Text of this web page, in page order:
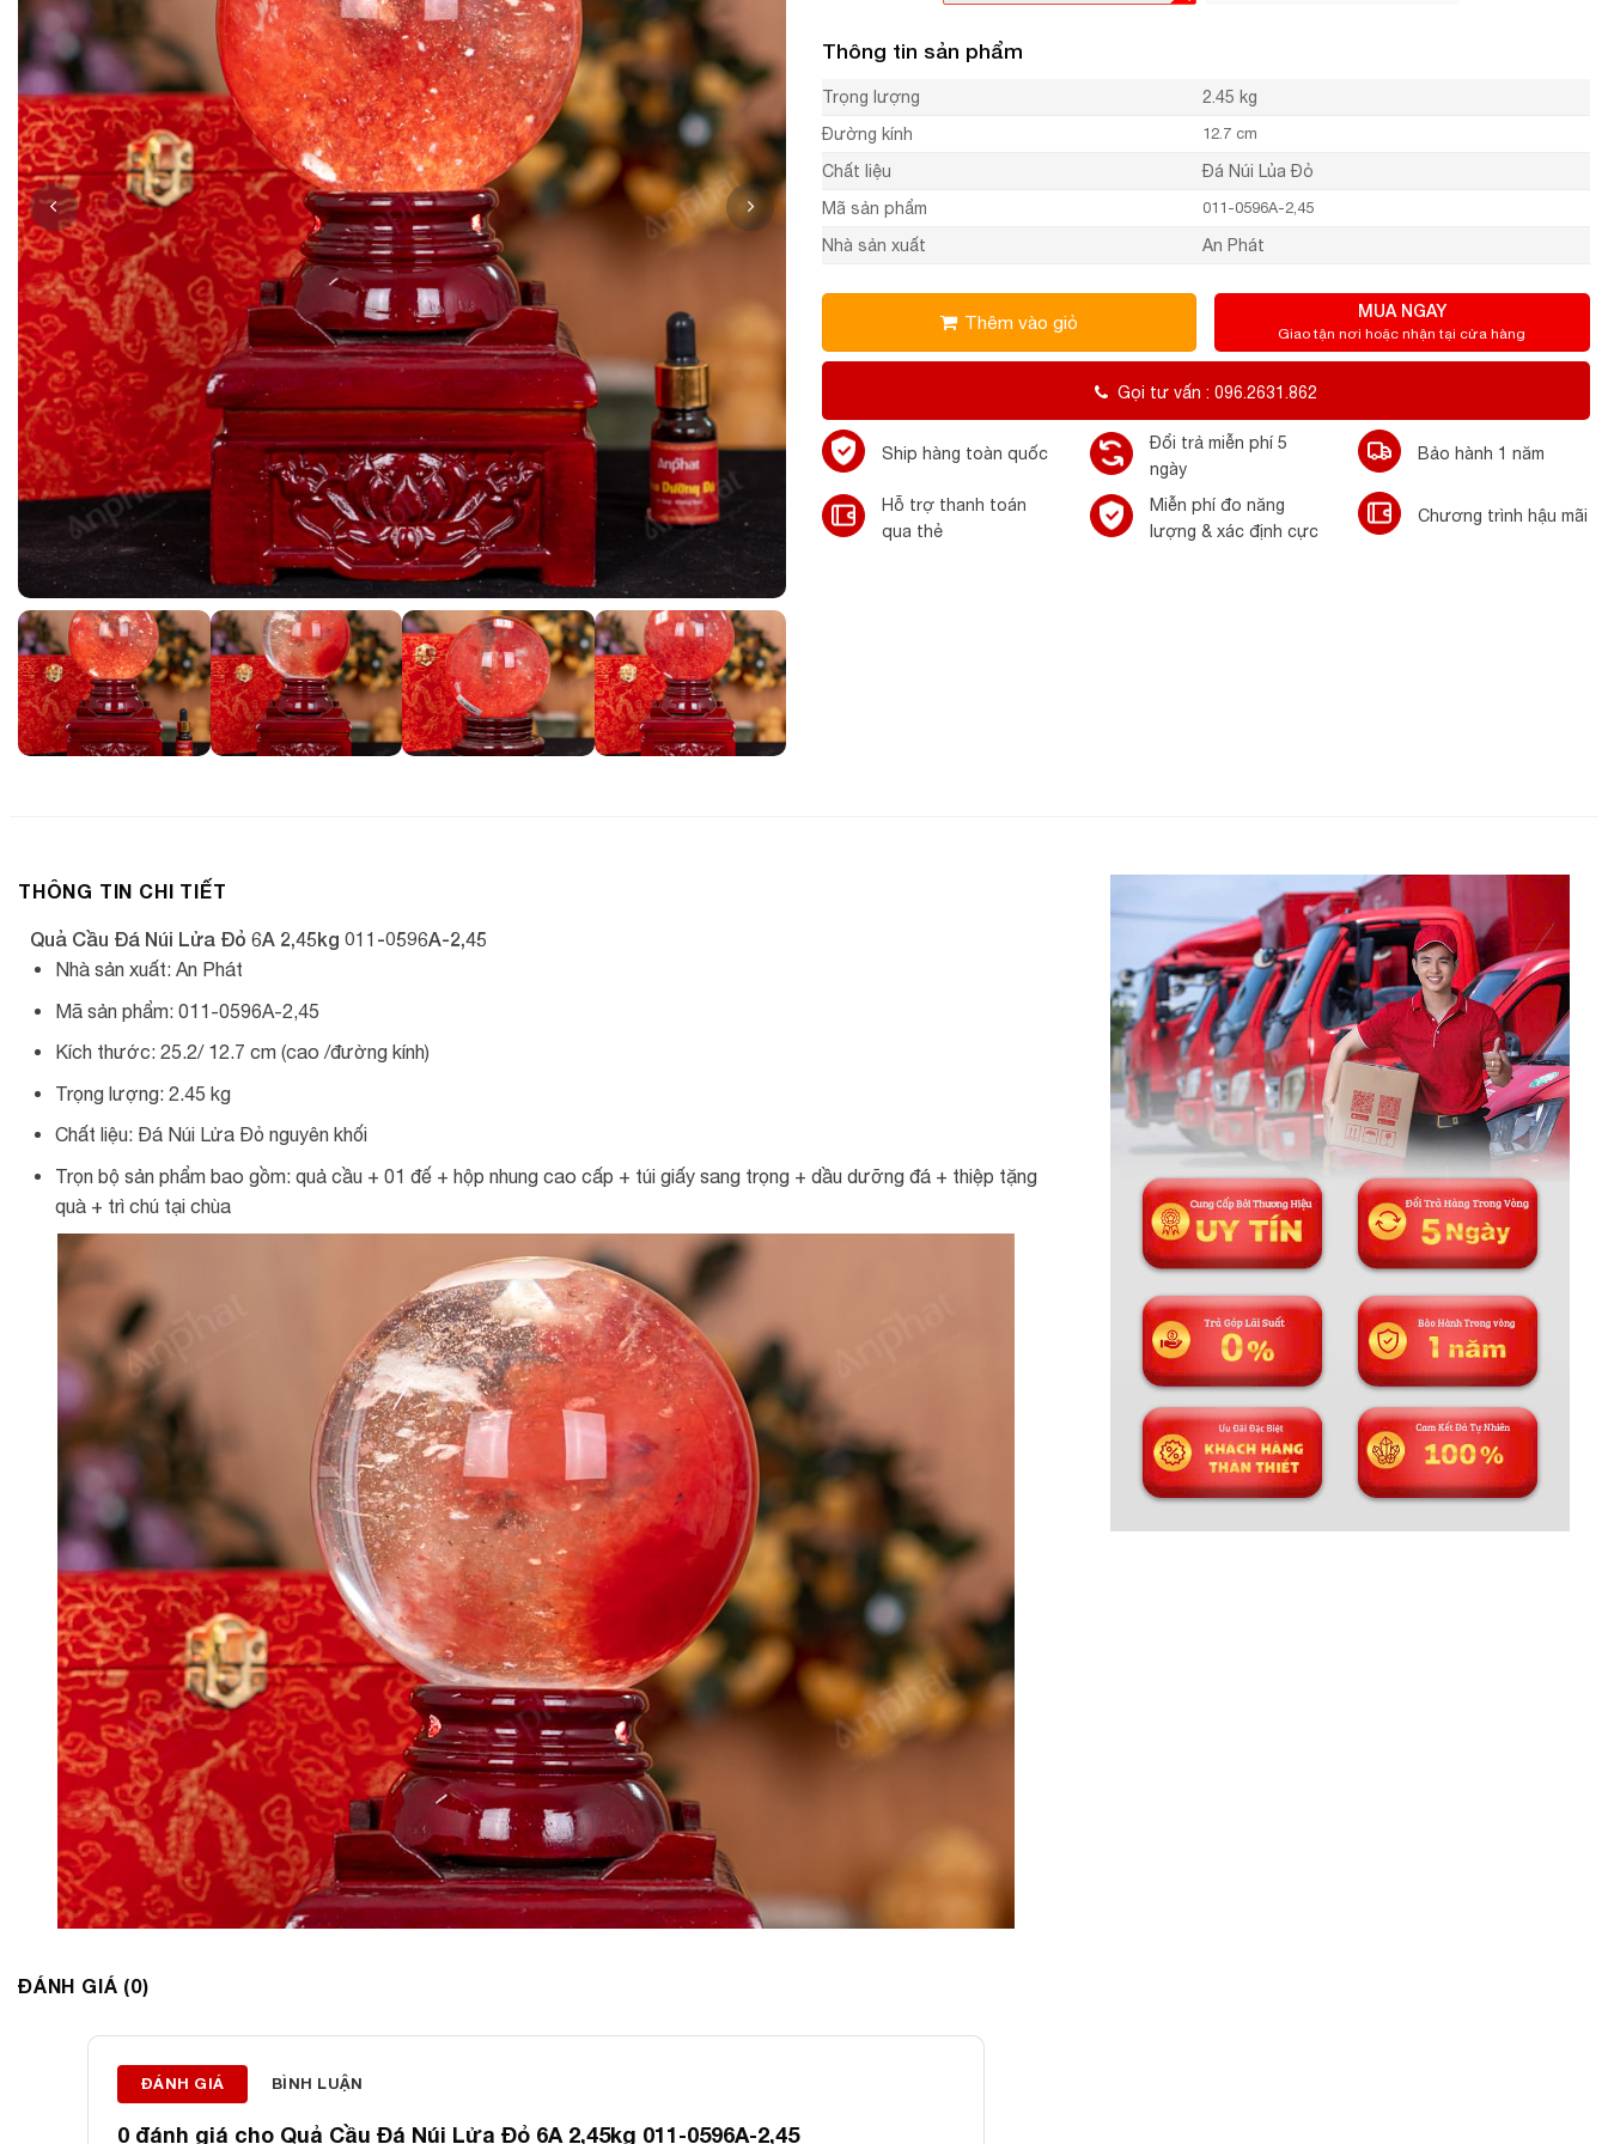
Thông tin sản phẩm
Trọng lượng
2.45 kg
Đường kính
12.7 cm
Chất liệu
Đá Núi Lủa Đỏ
Mã sản phẩm
011-0596A-2,45
Nhà sản xuất An Phát
Thêm vào giỏ MUA NGAY
Giao tận nơi hoặc nhận tại cửa hàng
Gọi tư vấn : 096.2631.862
Ship hàng toàn quốc
Đổi trả miễn phí 5
ngày
Bảo hành 1 năm
Hỗ trợ thanh toán
qua thẻ
Miễn phí đo năng
lượng & xác định cực
Chương trình hậu mãi
THÔNG TIN CHI TIẾT
Quả Cầu Đá Núi Lửa Đỏ 6A 2,45kg 011-0596A-2,45
Nhà sản xuất: An Phát
Mã sản phẩm: 011-0596A-2,45
Kích thước: 25.2/ 12.7 cm (cao /đường kính)
Trọng lượng: 2.45 kg
Chất liệu: Đá Núi Lửa Đỏ nguyên khối
Trọn bộ sản phẩm bao gồm: quả cầu + 01 đế + hộp nhung cao cấp + túi giấy sang trọng + dầu dưỡng đá + thiệp tặng
quà + trì chú tại chùa
ĐÁNH GIÁ (0)
ĐÁNH GIÁ BÌNH LUẬN
0 đánh giá cho Quả Cầu Đá Núi Lửa Đỏ 6A 2,45kg 011-0596A-2,45